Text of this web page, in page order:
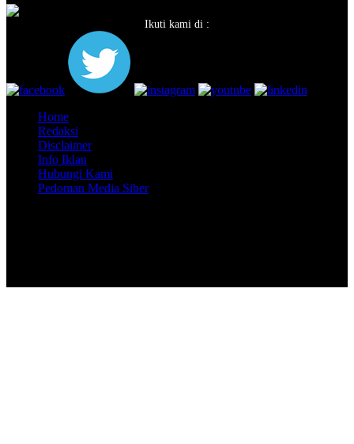
Ikuti kami di :
Home
Redaksi
Disclaimer
Info Iklan
Hubungi Kami
Pedoman Media Siber